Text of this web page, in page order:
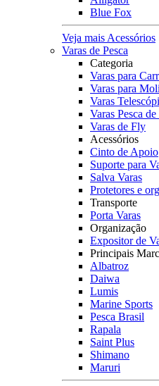
Blue Fox
Veja mais Acessórios
Varas de Pesca
Categoria
Varas para
Varas para
Varas
Varas Pesca de
Varas de Fly
Acessórios
Cinto de Apoio
Suporte para
Salva Varas
Protetores e
Transporte
Porta Varas
Organização
Expositor de
Principais
Albatroz
Daiwa
Lumis
Marine Sports
Pesca Brasil
Rapala
Saint Plus
Shimano
Maruri